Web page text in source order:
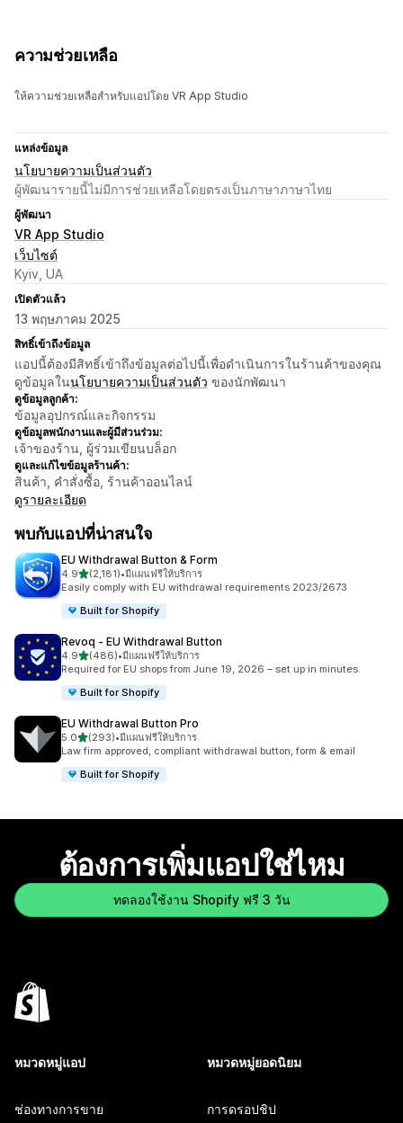
ความช่วยเหลือ
ให้ความช่วยเหลือสำหรับแอปโดย VR App Studio
แหล่งข้อมูล
นโยบายความเป็นส่วนตัว
ผู้พัฒนารายนี้ไม่มีการช่วยเหลือโดยตรงเป็นภาษาภาษาไทย
ผู้พัฒนา
VR App Studio
เว็บไซต์
Kyiv, UA
เปิดตัวแล้ว
13 พฤษภาคม 2025
สิทธิ์เข้าถึงข้อมูล
แอปนี้ต้องมีสิทธิ์เข้าถึงข้อมูลต่อไปนี้เพื่อดำเนินการในร้านค้าของคุณ
ดูข้อมูลในนโยบายความเป็นส่วนตัว ของนักพัฒนา
ดูข้อมูลลูกค้า:
ข้อมูลอุปกรณ์และกิจกรรม
ดูข้อมูลพนักงานและผู้มีส่วนร่วม:
เจ้าของร้าน, ผู้ร่วมเขียนบล็อก
ดูและแก้ไขข้อมูลร้านค้า:
สินค้า, คำสั่งซื้อ, ร้านค้าออนไลน์
ดูรายละเอียด
พบกับแอปที่น่าสนใจ
EU Withdrawal Button & Form
4.9เต็ม 5 ดาว
(2,181)
ทั้งหมด 2181 รีวิว
•มีแผนฟรีให้บริการ
Easily comply with EU withdrawal requirements 2023/2673
Built for Shopify
Revoq ‑ EU Withdrawal Button
4.9เต็ม 5 ดาว
(486)
ทั้งหมด 486 รีวิว
•มีแผนฟรีให้บริการ
Required for EU shops from June 19, 2026 – set up in minutes.
Built for Shopify
EU Withdrawal Button Pro
5.0เต็ม 5 ดาว
(293)
ทั้งหมด 293 รีวิว
•มีแผนฟรีให้บริการ
Law firm approved, compliant withdrawal button, form & email
Built for Shopify
ต้องการเพิ่มแอปใช่ไหม
ทดลองใช้งาน Shopify ฟรี 3 วัน
หมวดหมู่แอป
ช่องทางการขาย
หมวดหมู่ยอดนิยม
การดรอปชิป